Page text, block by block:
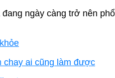
ngày càng trở nên
chay ai cũng làm được